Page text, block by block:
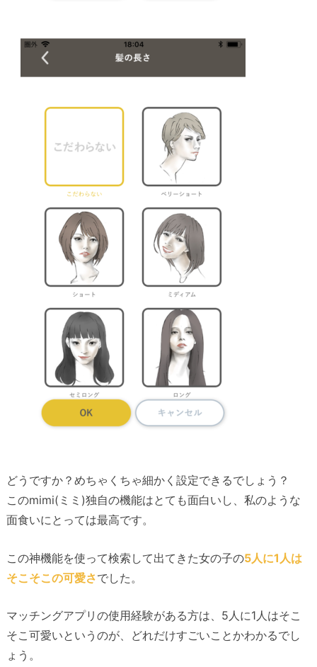
どうですか？めちゃくちゃ細かく設定できるでしょう？
このmimi(ミミ)独自の機能はとても面白いし、私のような
面食いにとっては最高です。
この神機能を使って検索して出てきた女の子の5人に1人は
そこそこの可愛さでした。
マッチングアプリの使用経験がある方は、5人に1人はそこ
そこ可愛いというのが、どれだけすごいことかわかるでし
ょう。